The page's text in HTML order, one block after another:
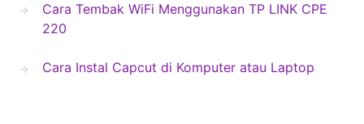
Cara Tembak WiFi Menggunakan TP LINK CPE
220
Cara Instal Capcut di Komputer atau Laptop